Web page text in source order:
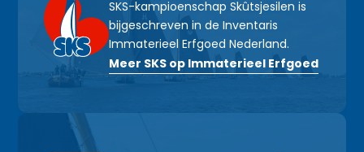
SKS-kampioenschap Skûtsjesilen is
bijgeschreven in de Inventaris
Immaterieel Erfgoed Nederland.
Meer SKS op Immaterieel Erfgoed